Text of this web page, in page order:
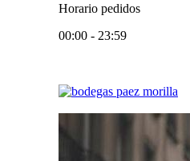
Horario pedidos
00:00 - 23:59